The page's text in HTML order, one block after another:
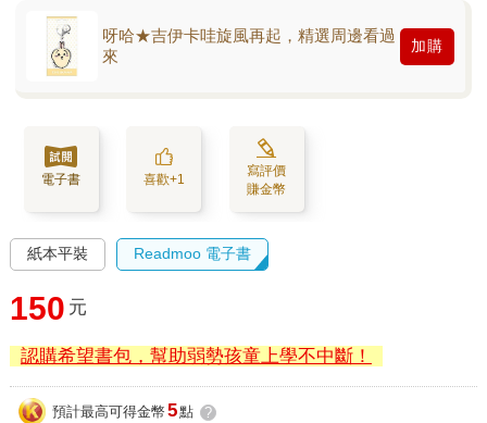
呀哈★吉伊卡哇旋風再起，精選周邊看過
來
加購
電子書 喜歡+1
寫評價
賺金幣
紙本平裝 Readmoo 電子書
150 元
認購希望書包，幫助弱勢孩童上學不中斷！
預計最高可得金幣 5點 ?